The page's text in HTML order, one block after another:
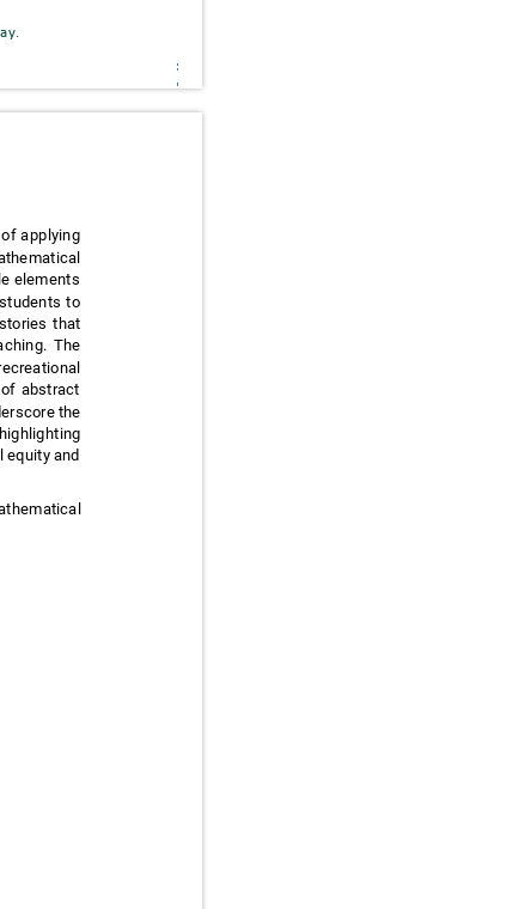
applying
elements
to
that
The
of abstract
the
equity and